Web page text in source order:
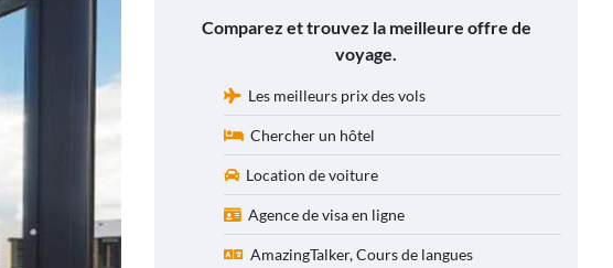
Comparez et trouvez la meilleure offre de
voyage.
Les meilleurs prix des vols
Chercher un hôtel
Location de voiture
Agence de visa en ligne
AmazingTalker, Cours de langues